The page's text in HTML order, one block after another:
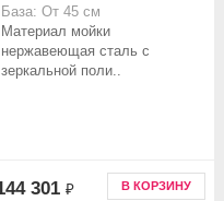
База: От 45 см
Материал мойки
нержавеющая сталь с
зеркальной поли..
301 ₽ В КОРЗИНУ